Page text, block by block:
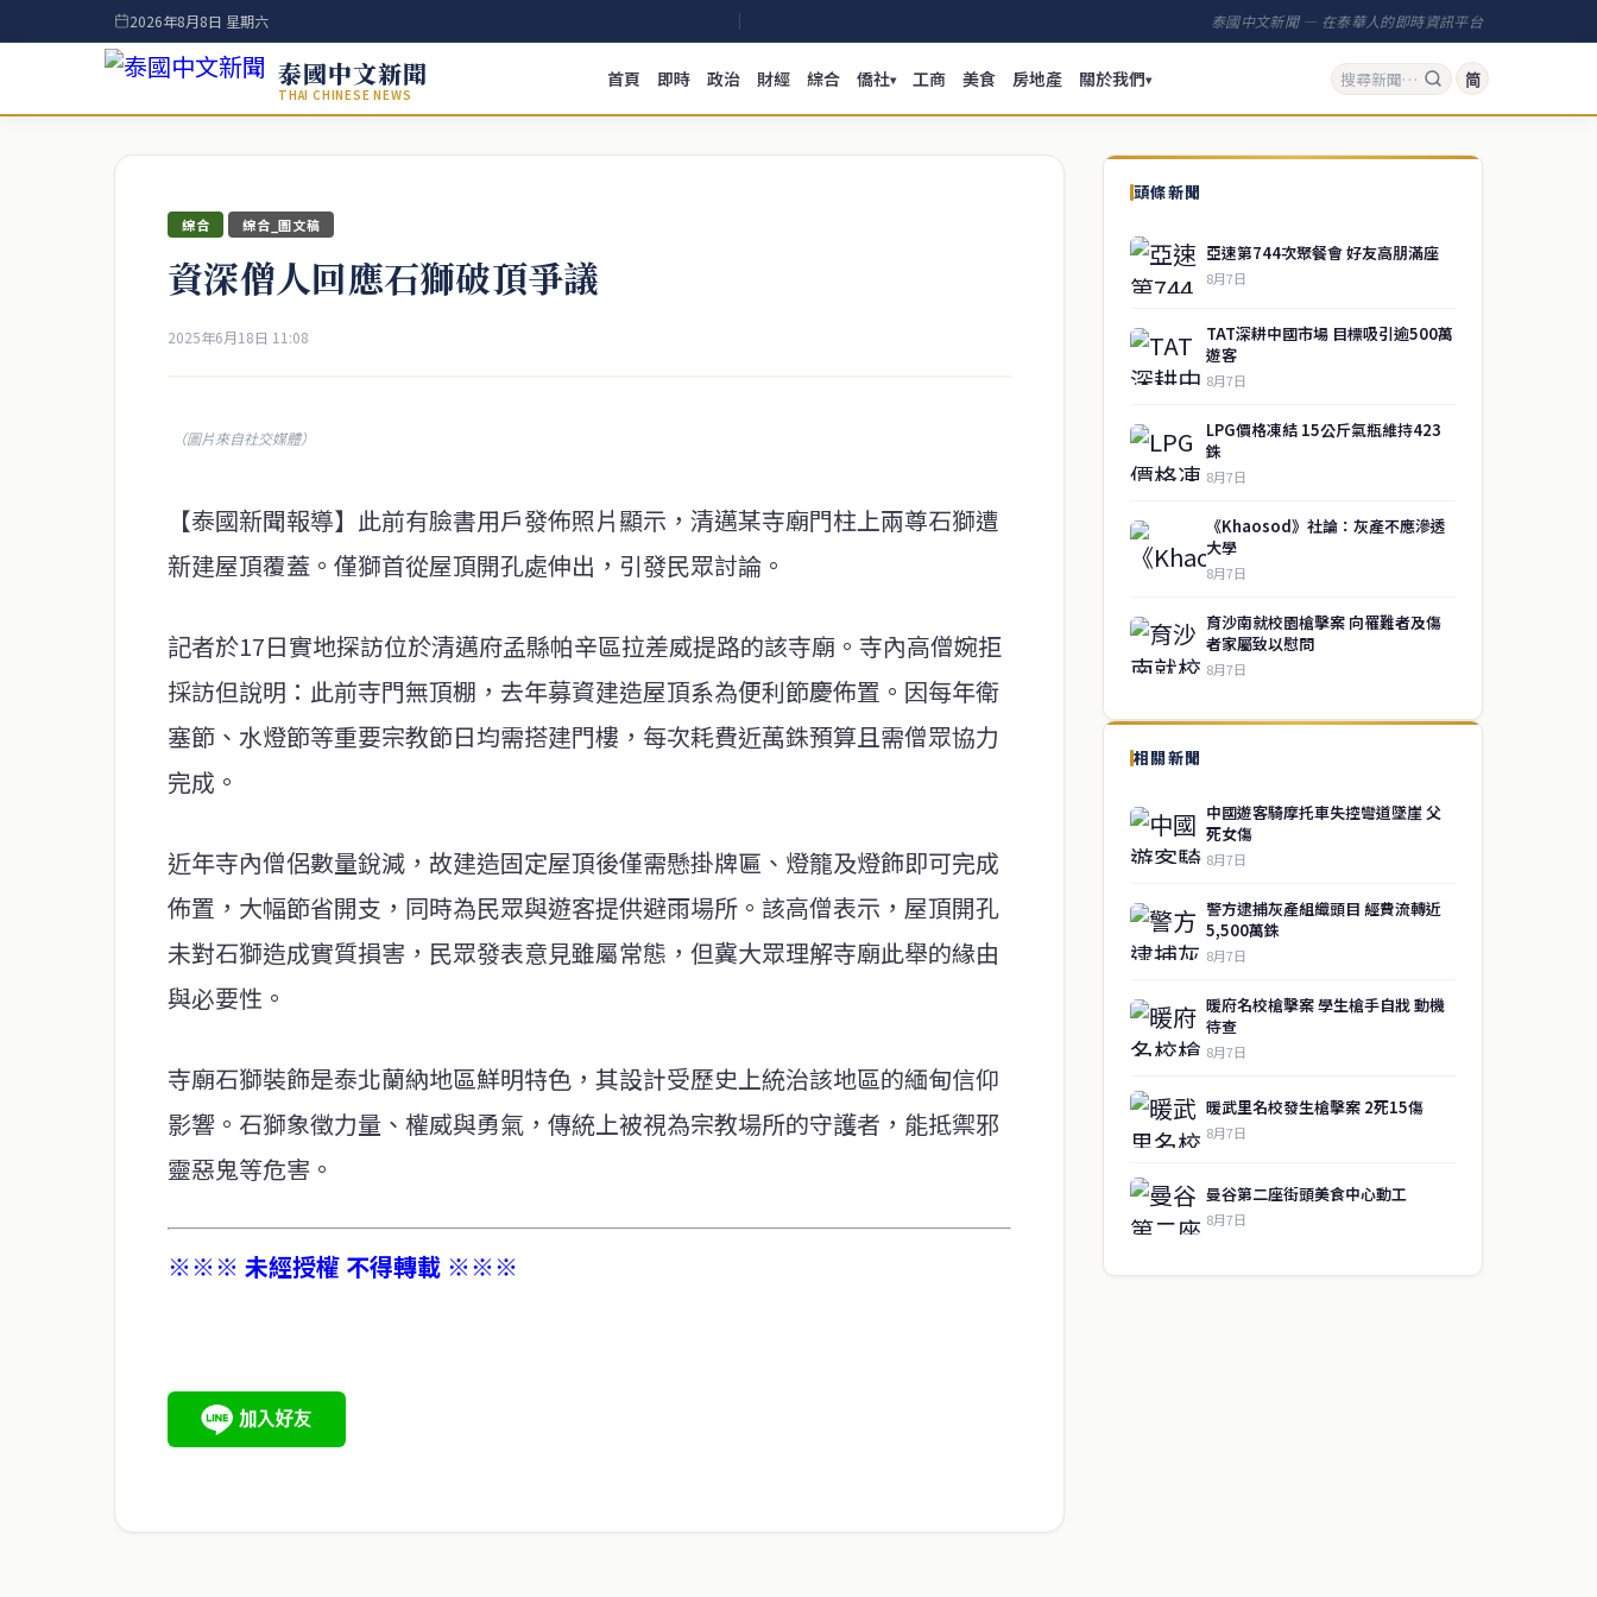
2026年8月8日 星期六 泰國中文新聞 — 在泰華人的即時資訊平台
泰國中文新聞
THAI CHINESE NEWS
首頁 即時 政治 財經 綜合 僑社▾ 工商 美食 房地產 關於我們▾ 简
綜合 綜合_圖文稿
資深僧人回應石獅破頂爭議
2025年6月18日 11:08
（圖片來自社交媒體）
【泰國新聞報導】此前有臉書用戶發佈照片顯示，清邁某寺廟門柱上兩尊石獅遭
新建屋頂覆蓋。僅獅首從屋頂開孔處伸出，引發民眾討論。
記者於17日實地探訪位於清邁府孟縣帕辛區拉差威提路的該寺廟。寺內高僧婉拒
採訪但說明：此前寺門無頂棚，去年募資建造屋頂系為便利節慶佈置。因每年衛
塞節、水燈節等重要宗教節日均需搭建門樓，每次耗費近萬銖預算且需僧眾協力
完成。
近年寺內僧侶數量銳減，故建造固定屋頂後僅需懸掛牌匾、燈籠及燈飾即可完成
佈置，大幅節省開支，同時為民眾與遊客提供避雨場所。該高僧表示，屋頂開孔
未對石獅造成實質損害，民眾發表意見雖屬常態，但冀大眾理解寺廟此舉的緣由
與必要性。
寺廟石獅裝飾是泰北蘭納地區鮮明特色，其設計受歷史上統治該地區的緬甸信仰
影響。石獅象徵力量、權威與勇氣，傳統上被視為宗教場所的守護者，能抵禦邪
靈惡鬼等危害。
※※※ 未經授權 不得轉載 ※※※
頭條新聞
亞速第744次聚餐會 好友高朋滿座
8月7日
TAT深耕中國市場 目標吸引逾500萬
遊客
8月7日
LPG價格凍結 15公斤氣瓶維持423
銖
8月7日
《Khaosod》社論：灰產不應滲透
大學
8月7日
育沙南就校園槍擊案 向罹難者及傷
者家屬致以慰問
8月7日
相關新聞
中國遊客騎摩托車失控彎道墜崖 父
死女傷
8月7日
警方逮捕灰產組織頭目 經費流轉近
5,500萬銖
8月7日
暖府名校槍擊案 學生槍手自戕 動機
待查
8月7日
暖武里名校發生槍擊案 2死15傷
8月7日
曼谷第二座街頭美食中心動工
8月7日
關於我們
泰國當地政治、經濟、華人社群與社會時事，為在泰華人讀者提供即